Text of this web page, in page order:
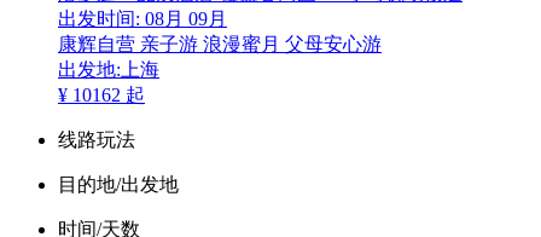
出发时间: 08月 09月
康辉自营 亲子游 浪漫蜜月 父母安心游
出发地:上海
¥ 10162 起
线路玩法
目的地/出发地
时间/天数